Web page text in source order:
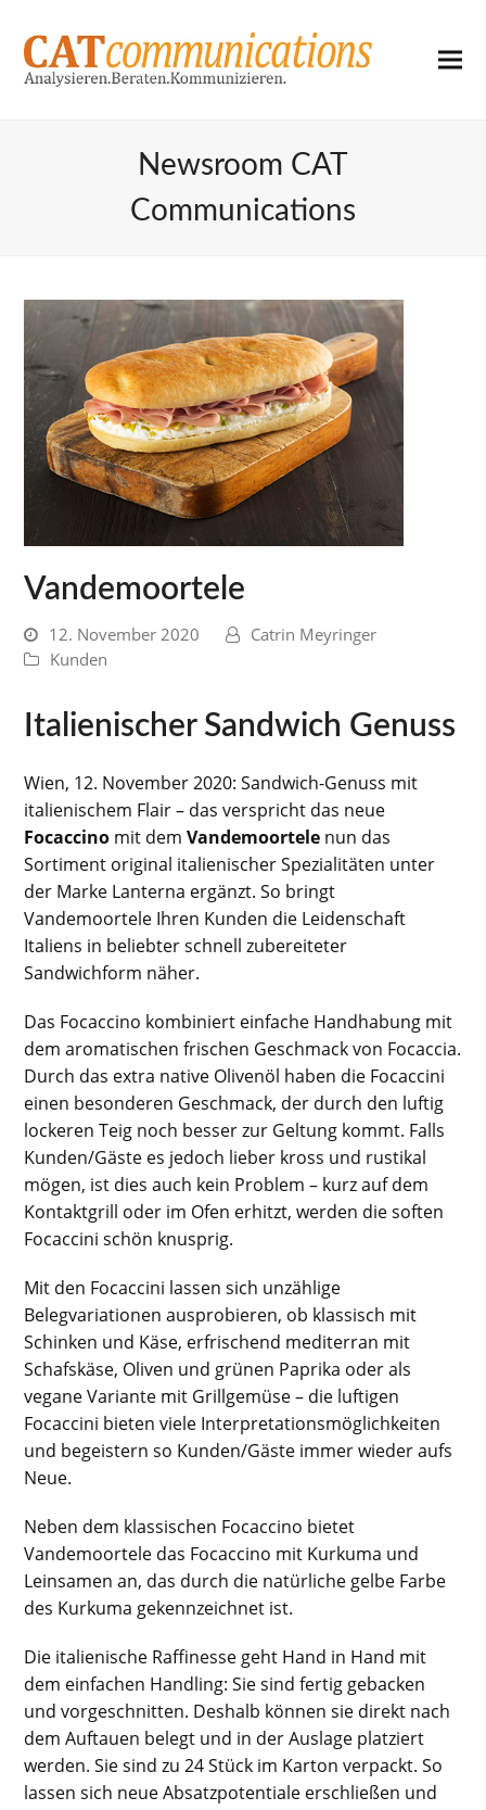
Newsroom CAT
Communications
Vandemoortele
12. November 2020
Catrin Meyringer
Kunden
Italienischer Sandwich Genuss
Wien, 12. November 2020: Sandwich-Genuss mit
italienischem Flair – das verspricht das neue
Focaccino mit demVandemoortele nun das
Sortiment original italienischer Spezialitäten unter
der Marke Lanterna ergänzt. So bringt
Vandemoortele Ihren Kunden die Leidenschaft
Italiens in beliebter schnell zubereiteter
Sandwichform näher.
Das Focaccino kombiniert einfache Handhabung mit
dem aromatischen frischen Geschmack von Focaccia.
Durch das extra native Olivenöl haben die Focaccini
einen besonderen Geschmack, der durch den luftig
lockeren Teig noch besser zur Geltung kommt. Falls
Kunden/Gäste es jedoch lieber kross und rustikal
mögen, ist dies auch kein Problem – kurz auf dem
Kontaktgrill oder im Ofen erhitzt, werden die soften
Focaccini schön knusprig.
Mit den Focaccini lassen sich unzählige
Belegvariationen ausprobieren, ob klassisch mit
Schinken und Käse, erfrischend mediterran mit
Schafskäse, Oliven und grünen Paprika oder als
vegane Variante mit Grillgemüse – die luftigen
Focaccini bieten viele Interpretationsmöglichkeiten
und begeistern so Kunden/Gäste immer wieder aufs
Neue.
Neben dem klassischen Focaccino bietet
Vandemoortele das Focaccino mit Kurkuma und
Leinsamen an, das durch die natürliche gelbe Farbe
des Kurkuma gekennzeichnet ist.
Die italienische Raffinesse geht Hand in Hand mit
dem einfachen Handling: Sie sind fertig gebacken
und vorgeschnitten. Deshalb können sie direkt nach
dem Auftauen belegt und in der Auslage platziert
werden. Sie sind zu 24 Stück im Karton verpackt. So
lassen sich neue Absatzpotentiale erschließen und